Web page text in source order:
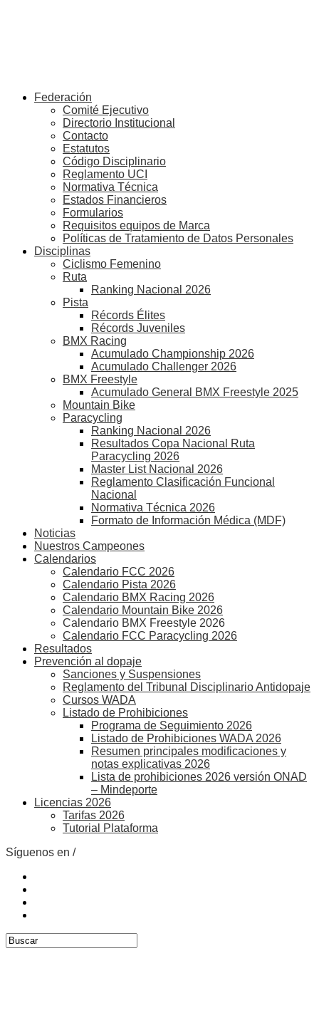
Federación
Comité Ejecutivo
Directorio Institucional
Contacto
Estatutos
Código Disciplinario
Reglamento UCI
Normativa Técnica
Estados Financieros
Formularios
Requisitos equipos de Marca
Políticas de Tratamiento de Datos Personales
Disciplinas
Ciclismo Femenino
Ruta
Ranking Nacional 2026
Pista
Récords Élites
Récords Juveniles
BMX Racing
Acumulado Championship 2026
Acumulado Challenger 2026
BMX Freestyle
Acumulado General BMX Freestyle 2025
Mountain Bike
Paracycling
Ranking Nacional 2026
Resultados Copa Nacional Ruta
Paracycling 2026
Master List Nacional 2026
Reglamento Clasificación Funcional
Nacional
Normativa Técnica 2026
Formato de Información Médica (MDF)
Noticias
Nuestros Campeones
Calendarios
Calendario FCC 2026
Calendario Pista 2026
Calendario BMX Racing 2026
Calendario Mountain Bike 2026
Calendario BMX Freestyle 2026
Calendario FCC Paracycling 2026
Resultados
Prevención al dopaje
Sanciones y Suspensiones
Reglamento del Tribunal Disciplinario Antidopaje
Cursos WADA
Listado de Prohibiciones
Programa de Seguimiento 2026
Listado de Prohibiciones WADA 2026
Resumen principales modificaciones y
notas explicativas 2026
Lista de prohibiciones 2026 versión ONAD
– Mindeporte
Licencias 2026
Tarifas 2026
Tutorial Plataforma
Síguenos en /